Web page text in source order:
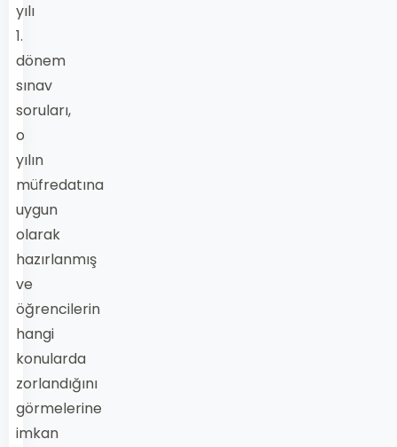
yılı
1.
dönem
sınav
soruları,
o
yılın
müfredatına
uygun
olarak
hazırlanmış
ve
öğrencilerin
hangi
konularda
zorlandığını
görmelerine
imkan